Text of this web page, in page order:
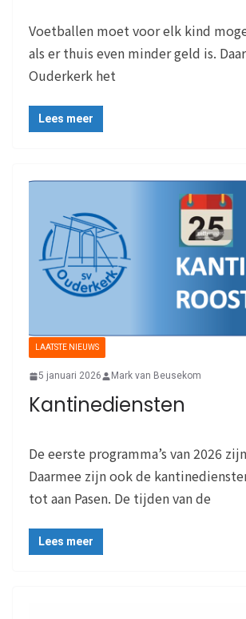
Voetballen moet voor elk kind
als er thuis even minder geld is.
Ouderkerk het
Lees meer
LAATSTE NIEUWS
5 januari 2026 Mark van Beusekom
Kantinediensten
De eerste programma’s van 2026
Daarmee zijn ook de
tot aan Pasen. De tijden van de
Lees meer